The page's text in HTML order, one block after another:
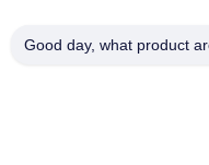
Good day, what product